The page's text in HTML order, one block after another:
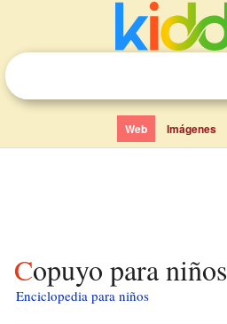
Web Imágenes
Copuyo para niños
Enciclopedia para niños